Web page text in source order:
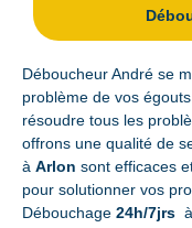
Déboucheur André se
problème de vos
résoudre tous les
offrons une qualité de
à Arlon sont efficaces
pour solutionner vos
Débouchage 24h/7jrs à